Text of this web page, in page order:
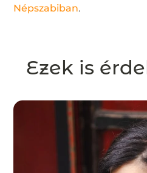
Népszabiban.
Ezek is